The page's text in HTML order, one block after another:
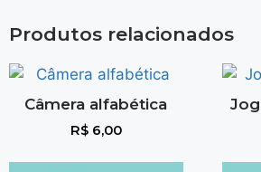
Produtos relacionados
Câmera alfabética
R$6,00